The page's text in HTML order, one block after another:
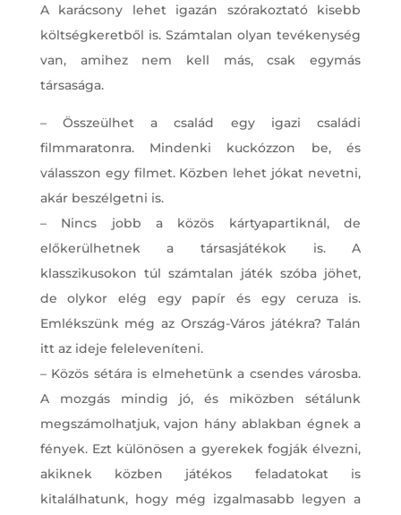
A karácsony lehet igazán szórakoztató kisebb
költségkeretből is. Számtalan olyan tevékenység
van, amihez nem kell más, csak egymás
társasága.
– Összeülhet a család egy igazi családi
filmmaratonra. Mindenki kuckózzon be, és
válasszon egy filmet. Közben lehet jókat nevetni,
akár beszélgetni is.
– Nincs jobb a közös kártyapartiknál, de
előkerülhetnek a társasjátékok is. A
klasszikusokon túl számtalan játék szóba jöhet,
de olykor elég egy papír és egy ceruza is.
Emlékszünk még az Ország-Város játékra? Talán
itt az ideje feleleveníteni.
– Közös sétára is elmehetünk a csendes városba.
A mozgás mindig jó, és miközben sétálunk
megszámolhatjuk, vajon hány ablakban égnek a
fények. Ezt különösen a gyerekek fogják élvezni,
akiknek közben játékos feladatokat is
kitalálhatunk, hogy még izgalmasabb legyen a